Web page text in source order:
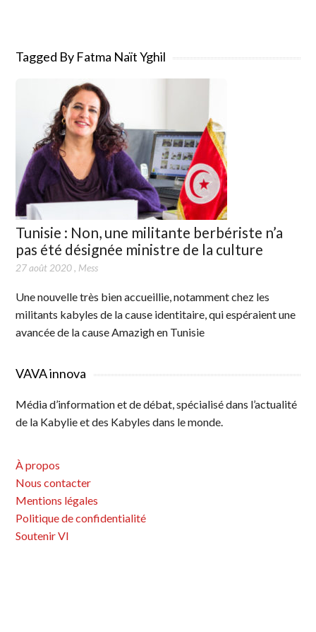
Tagged By Fatma Naït Yghil
Tunisie : Non, une militante berbériste n’a
pas été désignée ministre de la culture
27 août 2020, Mess
Une nouvelle très bien accueillie, notamment chez les
militants kabyles de la cause identitaire, qui espéraient une
avancée de la cause Amazigh en Tunisie
VAVA innova
Média d’information et de débat, spécialisé dans l’actualité
de la Kabylie et des Kabyles dans le monde.
À propos
Nous contacter
Mentions légales
Politique de confidentialité
Soutenir VI